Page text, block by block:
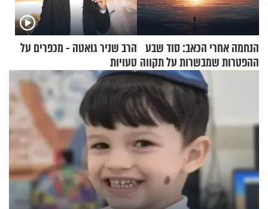
הנחמה אחרי הכאב: סוד שבע
ההפטרות שמבשרות על תקווה
הרב שניר גואטה - מכפרים על
טעויות